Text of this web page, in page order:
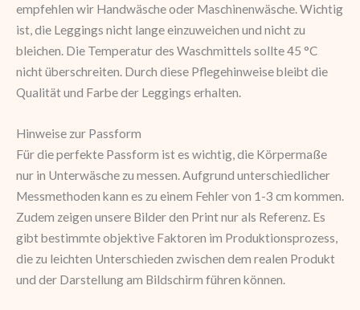
empfehlen wir Handwäsche oder Maschinenwäsche. Wichtig
ist, die Leggings nicht lange einzuweichen und nicht zu
bleichen. Die Temperatur des Waschmittels sollte 45 °C
nicht überschreiten. Durch diese Pflegehinweise bleibt die
Qualität und Farbe der Leggings erhalten.
Hinweise zur Passform
Für die perfekte Passform ist es wichtig, die Körpermaße
nur in Unterwäsche zu messen. Aufgrund unterschiedlicher
Messmethoden kann es zu einem Fehler von 1-3 cm kommen.
Zudem zeigen unsere Bilder den Print nur als Referenz. Es
gibt bestimmte objektive Faktoren im Produktionsprozess,
die zu leichten Unterschieden zwischen dem realen Produkt
und der Darstellung am Bildschirm führen können.